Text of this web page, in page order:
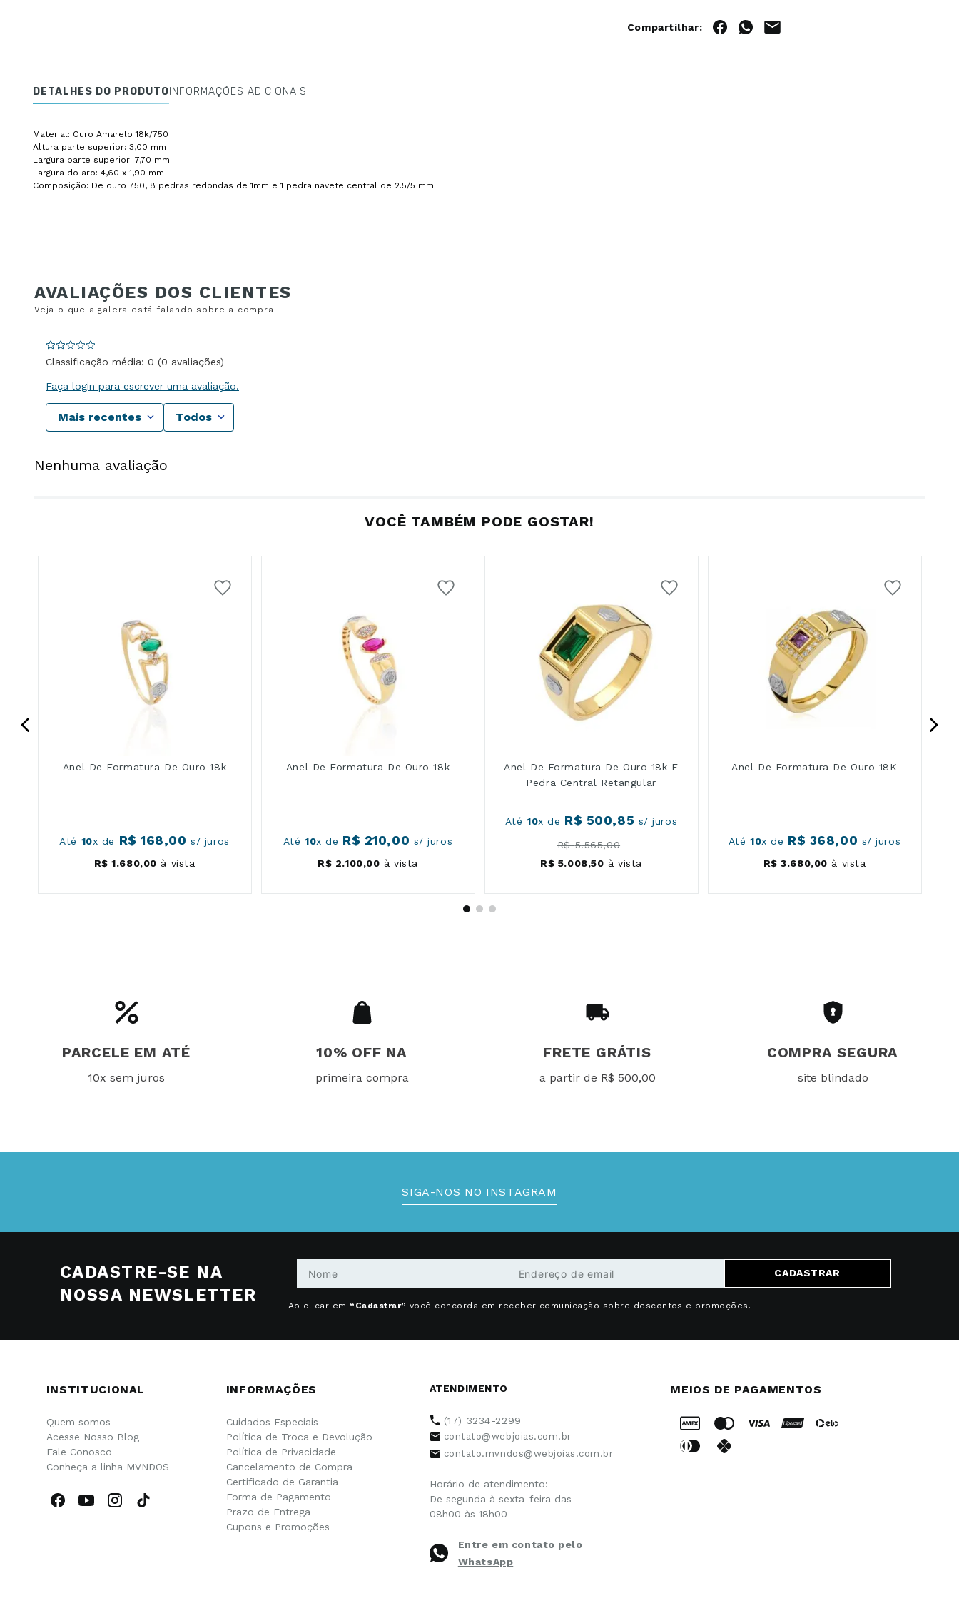
DETALHES DO PRODUTO INFORMAÇÕES ADICIONAIS
Material: Ouro Amarelo 18k/750
Altura parte superior: 3,00 mm
Largura parte superior: 7,70 mm
Largura do aro: 4,60 x 1,90 mm
Composição: De ouro 750, 8 pedras redondas de 1mm e 1 pedra navete central de 2.5/5 mm.
Classificação média: 0 (0 avaliações)
Faça login para escrever uma avaliação.
Mais recentes Todos
Nenhuma avaliação
VOCÊ TAMBÉM PODE GOSTAR!
Anel De Formatura De Ouro 18k
Até 10x de R$ 168,00 s/ juros
R$ 1.680,00 à vista
Anel De Formatura De Ouro 18k
Até10x de R$ 210,00 s/ juros
R$ 2.100,00 à vista
Anel De Formatura De Ouro 18k E
Pedra Central Retangular
Até10x de R$ 500,85 s/ juros
R$ 5.565,00
R$ 5.008,50 à vista
Anel De Formatura De Ouro 18K
Até10x de R$ 368,00 s/ juros
R$ 3.680,00 à vista
PARCELE EM ATÉ
10x sem juros
10% OFF NA
primeira compra
FRETE GRÁTIS
a partir de R$ 500,00
COMPRA SEGURA
site blindado
SIGA-NOS NO INSTAGRAM
CADASTRE-SE NA
NOSSA NEWSLETTER
CADASTRAR
Ao clicar em “Cadastrar” você concorda em receber comunicação sobre descontos e promoções.
INSTITUCIONAL
Quem somos
Acesse Nosso Blog
Fale Conosco
Conheça a linha MVNDOS
INFORMAÇÕES
Cuidados Especiais
Política de Troca e Devolução
Política de Privacidade
Cancelamento de Compra
Certificado de Garantia
Forma de Pagamento
Prazo de Entrega
Cupons e Promoções
ATENDIMENTO
(17) 3234-2299
contato@webjoias.com.br
contato.mvndos@webjoias.com.br
Horário de atendimento:
De segunda à sexta-feira das
08h00 às 18h00
Entre em contato pelo
WhatsApp
MEIOS DE PAGAMENTOS